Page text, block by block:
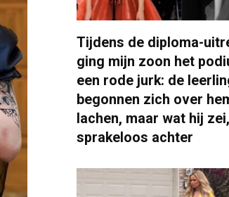
Tijdens de diploma-
ging mijn zoon het
een rode jurk: de
begonnen zich over
lachen, maar wat hij
sprakeloos achter